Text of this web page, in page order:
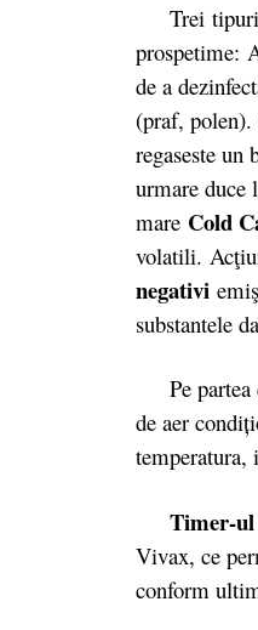
Trei tipuri
prospetime:
de a
(praf,
regaseste
urmare duce
mare Cold
volatili. Ac
negativi
substantele
Pe partea
de aer
temperatura,
Timer-ul
Vivax, ce
conform